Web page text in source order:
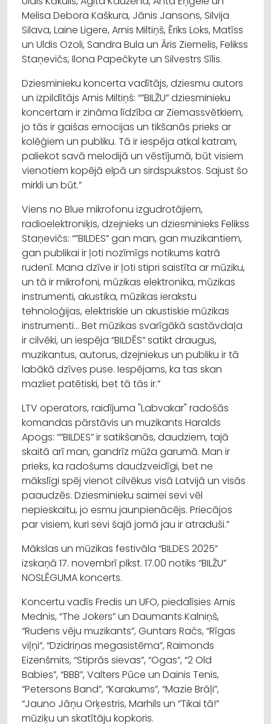
Melisa Debora Kaškura, Jānis Jansons, Silvija
Silava, Laine Ligere, Arnis Miltiņš, Ēriks Loks, Matīss
un Uldis Ozoli, Sandra Bula un Āris Ziemelis, Felikss
Staņevičs, Ilona Papečkyte un Silvestrs Sīlis.
Dziesminieku koncerta vadītājs, dziesmu autors
un izpildītājs Arnis Miltiņš: “”BILŽU” dziesminieku
koncertam ir zināma līdzība ar Ziemassvētkiem,
jo tās ir gaišas emocijas un tikšanās prieks ar
kolēģiem un publiku. Tā ir iespēja atkal katram,
paliekot savā melodijā un vēstījumā, būt visiem
vienotiem kopējā elpā un sirdspukstos. Sajust šo
mirkli un būt.”
Viens no Blue mikrofonu izgudrotājiem,
radioelektroniķis, dzejnieks un dziesminieks Felikss
Staņevičs: “”BILDES” gan man, gan muzikantiem,
gan publikai ir ļoti nozīmīgs notikums katrā
rudenī. Mana dzīve ir ļoti stipri saistīta ar mūziku,
un tā ir mikrofoni, mūzikas elektronika, mūzikas
instrumenti, akustika, mūzikas ierakstu
tehnoloģijas, elektriskie un akustiskie mūzikas
instrumenti… Bet mūzikas svarīgākā sastāvdaļa
ir cilvēki, un iespēja “BILDĒS” satikt draugus,
muzikantus, autorus, dzejniekus un publiku ir tā
labākā dzīves puse. Iespējams, ka tas skan
mazliet patētiski, bet tā tās ir.”
LTV operators, raidījuma "Labvakar" radošās
komandas pārstāvis un muzikants Haralds
Apogs: “”BILDES” ir satikšanās, daudziem, tajā
skaitā arī man, gandrīz mūža garumā. Man ir
prieks, ka radošums daudzveidīgi, bet ne
mākslīgi spēj vienot cilvēkus visā Latvijā un visās
paaudzēs. Dziesminieku saimei sevi vēl
nepieskaitu, jo esmu jaunpienācējs. Priecājos
par visiem, kuri sevi šajā jomā jau ir atraduši.”
Mākslas un mūzikas festivāla “BILDES 2025”
izskaņā 17. novembrī plkst. 17.00 notiks “BILŽU”
NOSLĒGUMA koncerts.
Koncertu vadīs Fredis un UFO, piedalīsies Arnis
Mednis, “The Jokers” un Daumants Kalniņš,
“Rudens vēju muzikants”, Guntars Račs, “Rīgas
viļņi”, “Dzidriņas megasistēma”, Raimonds
Eizenšmits, “Stiprās sievas”, “Ogas”, “2 Old
Babies”, “BBB”, Valters Pūce un Dainis Tenis,
“Petersons Band”, “Karakums”, “Mazie Brāļi”,
“Jauno Jāņu Orķestris, Marhils un “Tikai tā!”
mūziķu un skatītāju kopkoris.